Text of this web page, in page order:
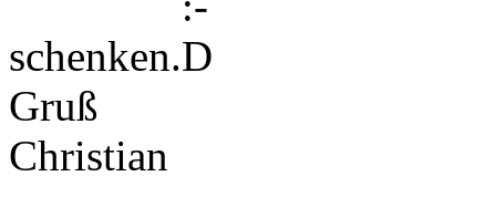
schenken.
Gruß
Christian